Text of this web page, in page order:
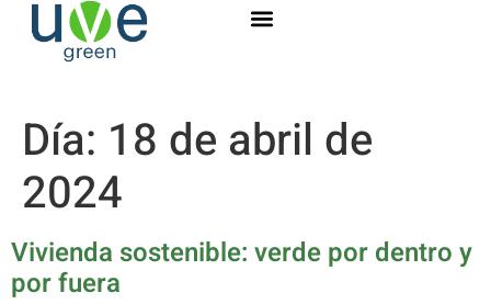
Día: 18 de abril de
2024
Vivienda sostenible: verde por dentro y
por fuera